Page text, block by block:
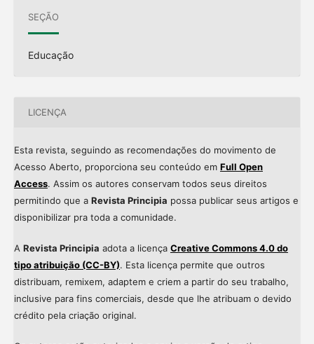
SEÇÃO
Educação
LICENÇA
Esta revista, seguindo as recomendações do movimento de
Acesso Aberto, proporciona seu conteúdo em Full Open
Access. Assim os autores conservam todos seus direitos
permitindo que a Revista Principia possa publicar seus artigos e
disponibilizar pra toda a comunidade.
A Revista Principia adota a licença Creative Commons 4.0 do
tipo atribuição (CC-BY). Esta licença permite que outros
distribuam, remixem, adaptem e criem a partir do seu trabalho,
inclusive para fins comerciais, desde que lhe atribuam o devido
crédito pela criação original.